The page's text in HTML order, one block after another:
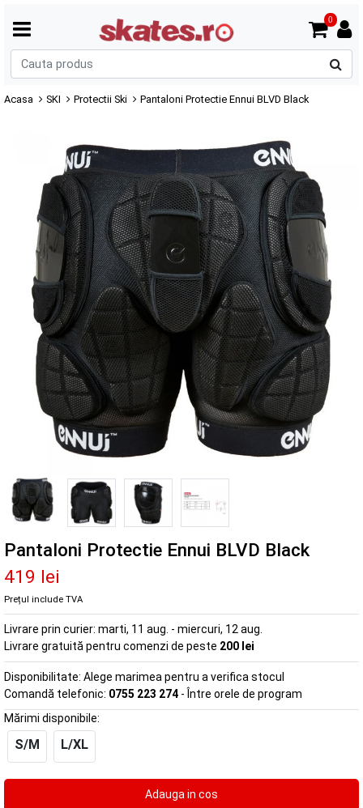
0
Acasa SKI Protectii Ski Pantaloni Protectie Ennui BLVD Black
Pantaloni Protectie Ennui BLVD Black
419 lei
Prețul include TVA
Livrare prin curier: marti, 11 aug. - miercuri, 12 aug.
Livrare gratuită pentru comenzi de peste 200 lei
Disponibilitate: Alege marimea pentru a verifica stocul
Comandă telefonic: 0755 223 274 - Între orele de program
Mărimi disponibile:
S/M L/XL